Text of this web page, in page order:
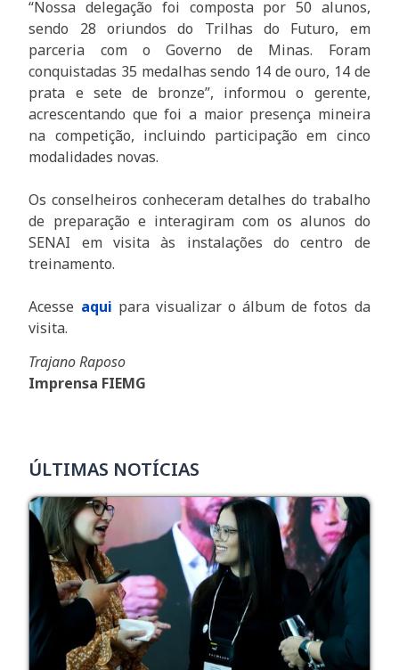
“Nossa delegação foi composta por 50 alunos,
sendo 28 oriundos do Trilhas do Futuro, em
parceria com o Governo de Minas. Foram
conquistadas 35 medalhas sendo 14 de ouro, 14 de
prata e sete de bronze”, informou o gerente,
acrescentando que foi a maior presença mineira
na competição, incluindo participação em cinco
modalidades novas.
Os conselheiros conheceram detalhes do trabalho
de preparação e interagiram com os alunos do
SENAI em visita às instalações do centro de
treinamento.
Acesse aqui para visualizar o álbum de fotos da
visita.
Trajano Raposo
Imprensa FIEMG
ÚLTIMAS NOTÍCIAS